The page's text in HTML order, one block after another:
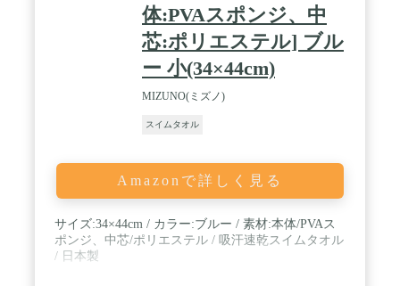
体:PVAスポンジ、中
芯:ポリエステル] ブル
ー 小(34×44cm)
MIZUNO(ミズノ)
スイムタオル
Amazonで詳しく見る
サイズ:34×44cm / カラー:ブルー / 素材:本体/PVAス
ポンジ、中芯/ポリエステル / 吸汗速乾スイムタオル
/ 日本製